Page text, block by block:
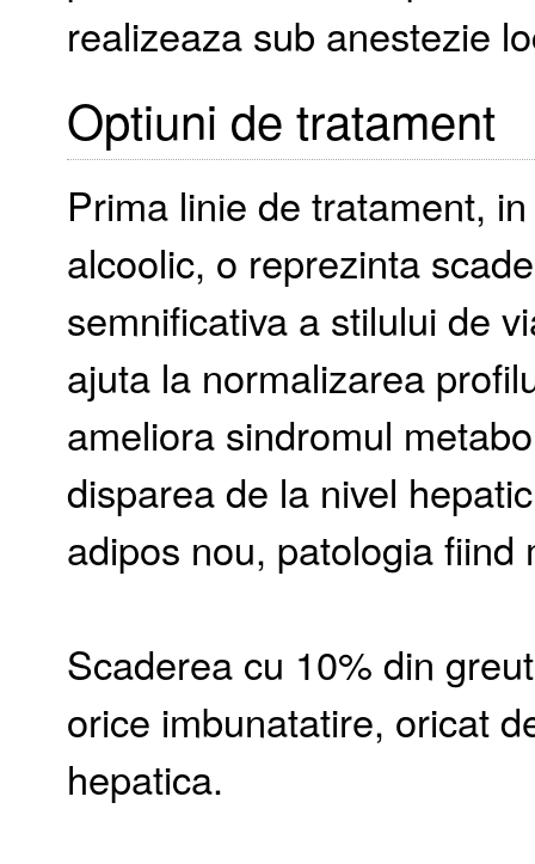
realizeaza sub anestezie
Optiuni de tratament
Prima linie de tratament,
alcoolic, o reprezinta
semnificativa a stilului de
ajuta la normalizarea
ameliora sindromul
disparea de la nivel
adipos nou, patologia fiind
Scaderea cu 10% din
orice imbunatatire, oricat
hepatica.